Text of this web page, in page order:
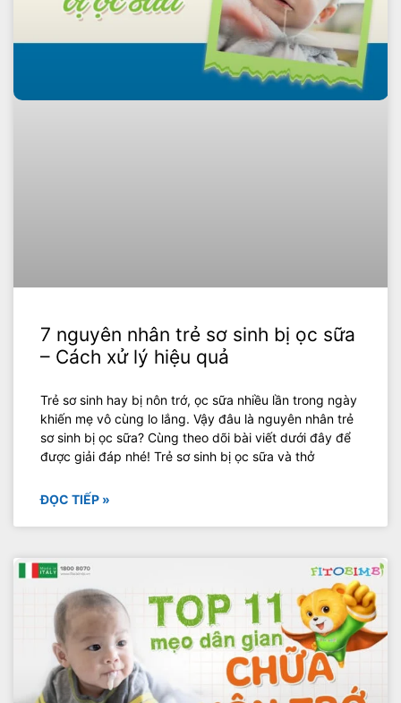
7 nguyên nhân trẻ sơ sinh bị ọc sữa
– Cách xử lý hiệu quả
Trẻ sơ sinh hay bị nôn trớ, ọc sữa nhiều lần trong ngày
khiến mẹ vô cùng lo lắng. Vậy đâu là nguyên nhân trẻ
sơ sinh bị ọc sữa? Cùng theo dõi bài viết dưới đây để
được giải đáp nhé! Trẻ sơ sinh bị ọc sữa và thở
ĐỌC TIẾP »